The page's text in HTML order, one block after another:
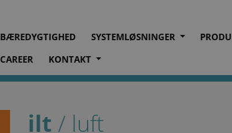
BÆREDYGTIGHED SYSTEMLØSNINGER
CAREER
KONTAKT
ilt / luft